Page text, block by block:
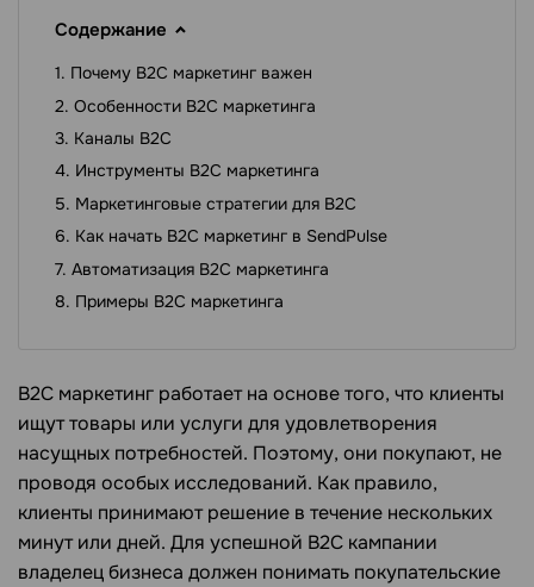
Содержание
Почему B2C маркетинг важен
Особенности B2C маркетинга
Каналы B2C
Инструменты B2C маркетинга
Маркетинговые стратегии для B2C
Как начать B2C маркетинг в SendPulse
Автоматизация B2C маркетинга
Примеры B2C маркетинга
В2С маркетинг работает на основе того, что клиенты
ищут товары или услуги для удовлетворения
насущных потребностей. Поэтому, они покупают, не
проводя особых исследований. Как правило,
клиенты принимают решение в течение нескольких
минут или дней. Для успешной B2C кампании
владелец бизнеса должен понимать покупательские